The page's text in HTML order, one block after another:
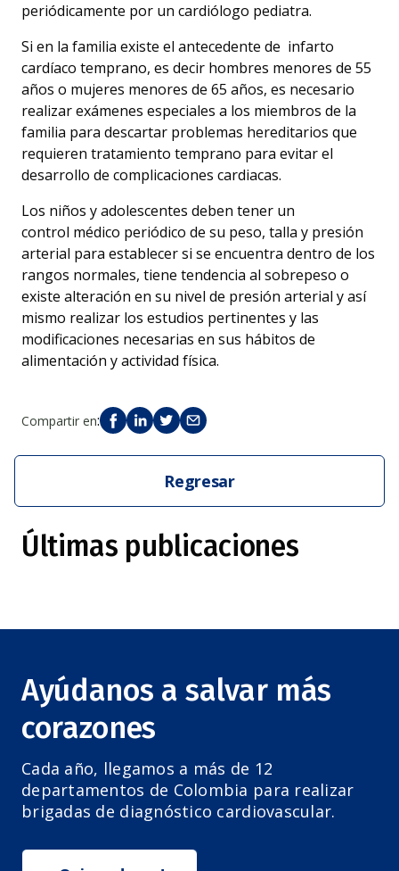
periódicamente por un cardiólogo pediatra.
Si en la familia existe el antecedente de infarto
cardíaco temprano, es decir hombres menores de 55
años o mujeres menores de 65 años, es necesario
realizar exámenes especiales a los miembros de la
familia para descartar problemas hereditarios que
requieren tratamiento temprano para evitar el
desarrollo de complicaciones cardiacas.
Los niños y adolescentes deben tener un
control médico periódico de su peso, talla y presión
arterial para establecer si se encuentra dentro de los
rangos normales, tiene tendencia al sobrepeso o
existe alteración en su nivel de presión arterial y así
mismo realizar los estudios pertinentes y las
modificaciones necesarias en sus hábitos de
alimentación y actividad física.
Compartir en:
Regresar
Últimas publicaciones
Ayúdanos a salvar más
corazones
Cada año, llegamos a más de 12
departamentos de Colombia para realizar
brigadas de diagnóstico cardiovascular.